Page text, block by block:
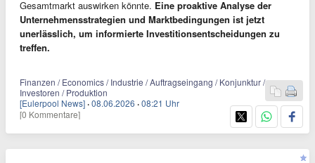
Gesamtmarkt auswirken könnte. Eine proaktive Analyse der
Unternehmensstrategien und Marktbedingungen ist jetzt
unerlässlich, um informierte Investitionsentscheidungen zu
treffen.
Finanzen / Economics / Industrie / Auftragseingang / Konjunktur /
Investoren / Produktion
[Eulerpool News] ·08.06.2026 ·08:21 Uhr
[0 Kommentare]